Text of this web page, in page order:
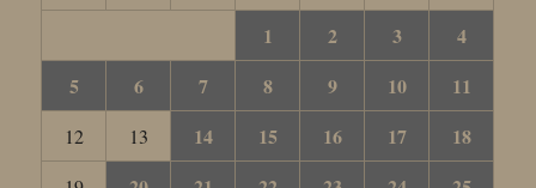
1
2 3
4
5
6 7 8 9 10 11
12 13 14 15 16 17 18